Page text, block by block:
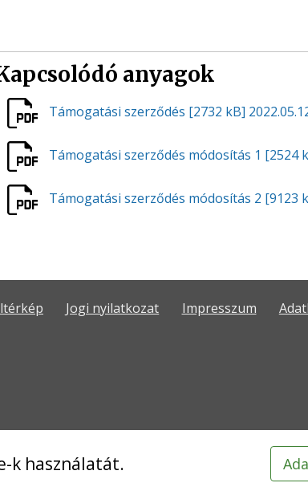
k használatát.
anyagok
Támogatási szerződés [2732 kB]
Támogatási szerződés módosítás 1 [2524
Támogatási szerződés módosítás 2 [9123
Jogi nyilatkozat Impresszum